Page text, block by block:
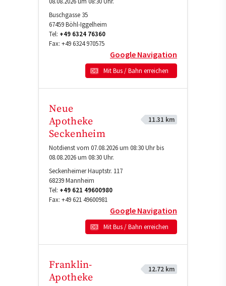
Buschgasse 35
67459Böhl-Iggelheim
Tel: +49 6324 76360
Fax: +49 6324 970575
Google Navigation
Mit Bus / Bahn erreichen
Neue
Apotheke
Seckenheim
11.31 km
Notdienst vom 07.08.2026 um 08:30 Uhr bis
08.08.2026 um 08:30 Uhr.
Seckenheimer Hauptstr. 117
68239Mannheim
Tel: +49 621 49600980
Fax: +49 621 49600981
Google Navigation
Mit Bus / Bahn erreichen
Franklin-
Apotheke
12.72 km